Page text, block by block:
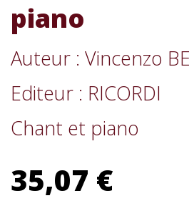
piano
Auteur : Vincenzo
Editeur : RICORDI
Chant et piano
35,07 €